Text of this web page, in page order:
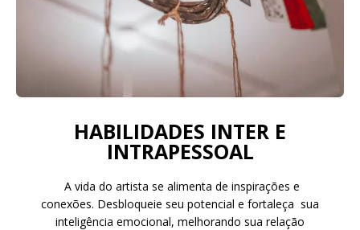
HABILIDADES INTER E
INTRAPESSOAL
A vida do artista se alimenta de inspirações e
conexões. Desbloqueie seu potencial e fortaleça sua
inteligência emocional, melhorando sua relação